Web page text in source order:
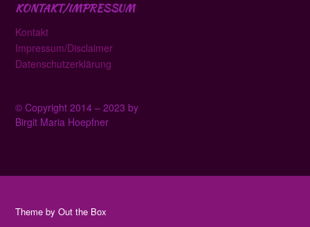
KONTAKT/IMPRESSUM
Kontakt
Impressum/Disclaimer
Datenschutzerklärung
© Copyright 2014 – 2023 by
Birgit Maria Hoepfner
Theme by Out the Box